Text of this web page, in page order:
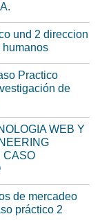
und 2 direccion
humanos
Practico
de
WEB Y
CASO
de mercadeo
práctico 2